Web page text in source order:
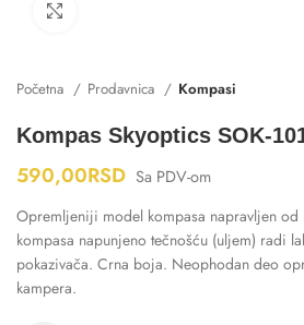
Početna Prodavnica Kompasi
Kompas Skyoptics SOK-
590,00RSD Sa PDV-om
Opremljeniji model kompasa napravljen od
kompasa napunjeno tečnošću (uljem) radi
pokazivača. Crna boja. Neophodan deo
kampera.